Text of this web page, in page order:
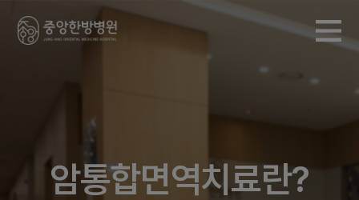
암통합면역치료란?